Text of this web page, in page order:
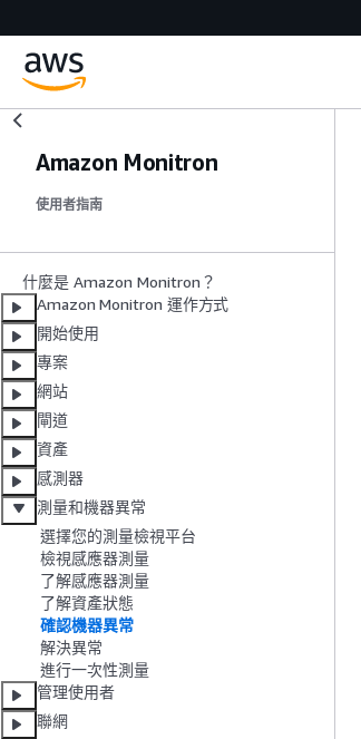
Amazon Monitron
使用者指南
什麼是 Amazon Monitron？
Amazon Monitron 運作方式
開始使用
專案
網站
閘道
資產
感測器
測量和機器異常
選擇您的測量檢視平台
檢視感應器測量
了解感應器測量
了解資產狀態
確認機器異常
解決異常
進行一次性測量
管理使用者
聯網